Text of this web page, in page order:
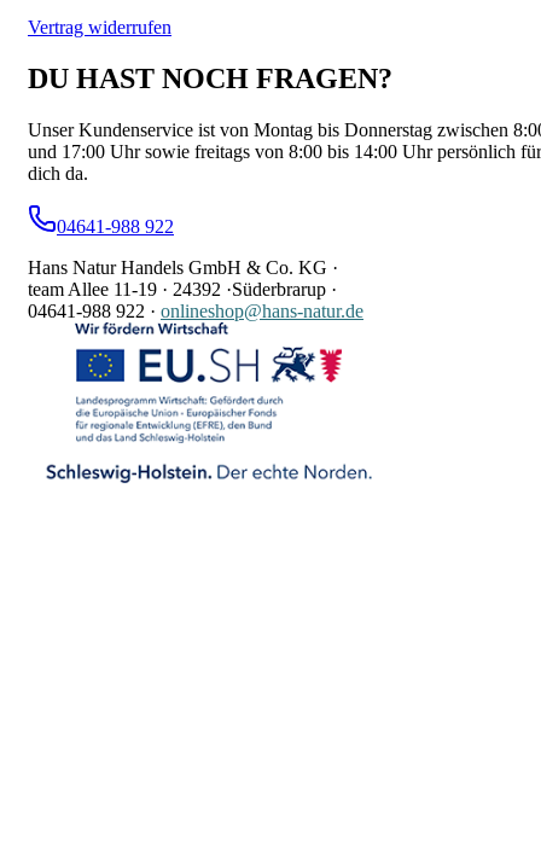
Vertrag widerrufen
DU HAST NOCH FRAGEN?
Unser Kundenservice ist von Montag bis Donnerstag zwischen
und 17:00 Uhr sowie freitags von 8:00 bis 14:00 Uhr persönlich für
dich da.
04641-988 922
Hans Natur Handels GmbH & Co. KG ·
team Allee 11-19 · 24392 ·Süderbrarup ·
04641-988 922 · onlineshop@hans-natur.de